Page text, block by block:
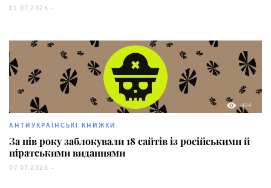
11.07.2026 -
404
АНТИУКРАЇНСЬКІ КНИЖКИ
За пів року заблокували 18 сайтів із російськими й
піратськими виданнями
07.07.2026 -